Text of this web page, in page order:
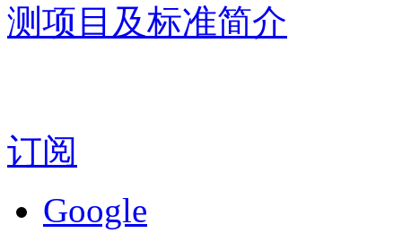
测项目及标准简介
订阅
Google